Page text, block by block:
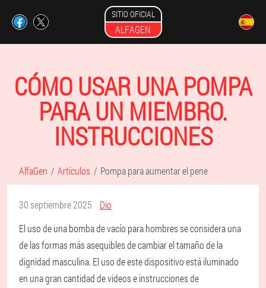
SITIO OFICIAL
ALFAGEN
CÓMO USAR UNA POMPA
PARA UN MIEMBRO.
INSTRUCCIONES
AlfaGen Artículos Pompa para aumentar el pene
30 septiembre 2025
Dio
El uso de una bomba de vacío para hombres se considera una
de las formas más asequibles de cambiar el tamaño de la
dignidad masculina. El uso de este dispositivo está iluminado
en una gran cantidad de videos e instrucciones de